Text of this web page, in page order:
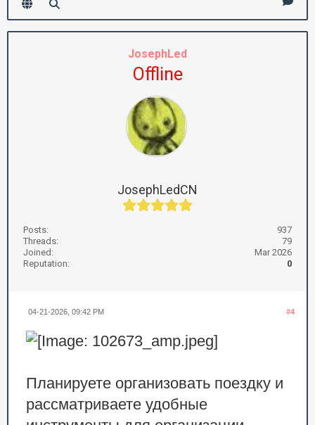
JosephLed
Offline
JosephLedCN
Posts:
937
Threads:
79
Joined:
Mar 2026
Reputation:
0
#4
04-21-2026, 09:42 PM
Планируете организовать поездку и
рассматриваете удобные